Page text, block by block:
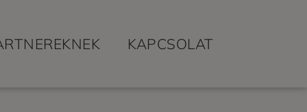
KAPCSOLAT